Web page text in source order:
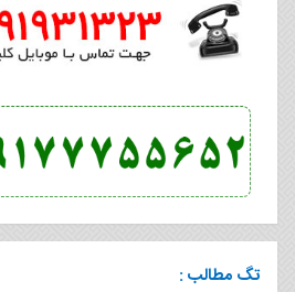
تگ مطالب :